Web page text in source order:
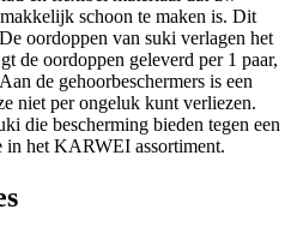
schoon te maken is. Dit
oordoppen van suki verlagen het
de oordoppen geleverd per 1 paar,
de gehoorbeschermers is een
niet per ongeluk kunt verliezen.
die bescherming bieden tegen een
in het KARWEI assortiment.